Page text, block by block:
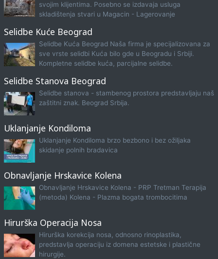
svojim klijentima. Posebno se izdavaja usluga
skladištenja stvari u Magacin - Lagerovanje
Selidbe Kuće Beograd
Selidbe Kuća Beograd Naša firma je specijalizovana za
sve vrste selidbi Kuća bilo gde u Beogradu i Srbiji.
Kompletne selidbe kuća, parcijalne selidbe.
Selidbe Stanova Beograd
Selidbe stanova - stambenog prostora predstavljaju naš
zaštitni znak. Beograd Srbija.
Uklanjanje Kondiloma
Uklanjanje Kondiloma brzo bezbono i bez ožiljaka
skidanje polnih bradavica
Obnavljanje Hrskavice Kolena
Obnavljanje Hrskavice Kolena - PRP Tretman Terapija
(metoda) Kolena - Plazma bogata trombocitima
Hirurška Operacija Nosa
Hirurška korekcija nosa, odnosno rinoplastika,
predstavlja operaciju iz domena estetske i plastične
hirurgije.